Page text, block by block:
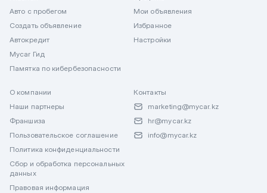
Авто с пробегом
Создать объявление
Автокредит
Mycar Гид
Памятка по кибербезопасности
Мои объявления
Избранное
Настройки
О компании
Наши партнеры
Франшиза
Пользовательское соглашение
Политика конфиденциальности
Сбор и обработка персональных
данных
Правовая информация
Контакты
marketing@mycar.kz
hr@mycar.kz
info@mycar.kz